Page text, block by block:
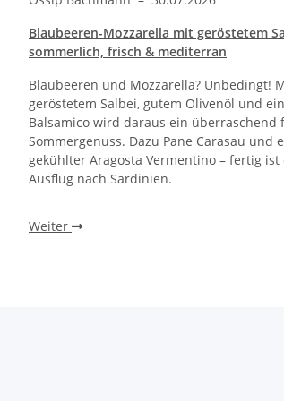
Blaubeeren-Mozzarella mit geröstetem
sommerlich, frisch & mediterran
Blaubeeren und Mozzarella? Unbedingt!
geröstetem Salbei, gutem Olivenöl und
Balsamico wird daraus ein überraschend
Sommergenuss. Dazu Pane Carasau und
gekühlter Aragosta Vermentino – fertig ist
Ausflug nach Sardinien.
Weiter